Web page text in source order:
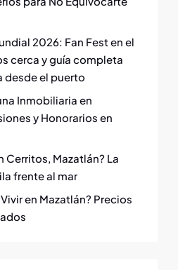
2026: Fan Fest en el
cerca y guía completa
desde el puerto
Inmobiliaria en
y Honorarios en
Cerritos, Mazatlán? La
frente al mar
en Mazatlán? Precios